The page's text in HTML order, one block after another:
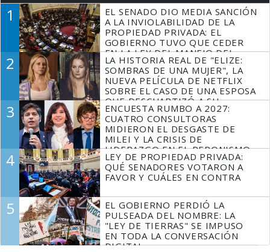
1
EL SENADO DIO MEDIA SANCIÓN
A LA INVIOLABILIDAD DE LA
PROPIEDAD PRIVADA: EL
GOBIERNO TUVO QUE CEDER
EN LA LEY DEL MANEJO DEL
FUEGO
2
LA HISTORIA REAL DE "ELIZE:
SOMBRAS DE UNA MUJER", LA
NUEVA PELÍCULA DE NETFLIX
SOBRE EL CASO DE UNA ESPOSA
QUE DESCUARTIZÓ A SU
MARIDO
3
ENCUESTA RUMBO A 2027:
CUATRO CONSULTORAS
MIDIERON EL DESGASTE DE
MILEI Y LA CRISIS DE
LIDERAZGO EN EL PERONISMO
4
LEY DE PROPIEDAD PRIVADA:
QUÉ SENADORES VOTARON A
FAVOR Y CUÁLES EN CONTRA
5
EL GOBIERNO PERDIÓ LA
PULSEADA DEL NOMBRE: LA
"LEY DE TIERRAS" SE IMPUSO
EN TODA LA CONVERSACIÓN
DIGITAL